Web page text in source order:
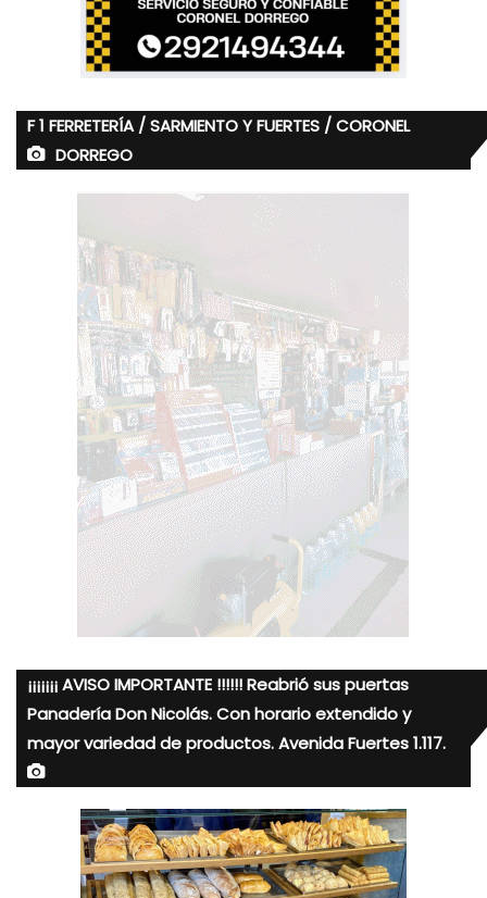
F 1 FERRETERÍA / SARMIENTO Y FUERTES / CORONEL
DORREGO
¡¡¡¡¡¡¡ AVISO IMPORTANTE !!!!!! Reabrió sus puertas
Panadería Don Nicolás. Con horario extendido y
mayor variedad de productos. Avenida Fuertes 1.117.